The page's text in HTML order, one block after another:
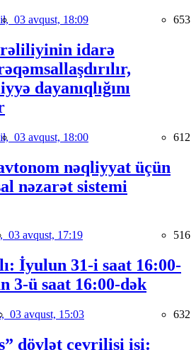
03 avqust, 18:09 653
idarə
dayanıqlığını
03 avqust, 18:00 612
nəqliyyat üçün
nəzarət sistemi
03 avqust, 17:19 516
İyulun 31-i saat 16:00-
3-ü saat 16:00-dək
03 avqust, 15:03 632
dövlət çevrilişi işi: